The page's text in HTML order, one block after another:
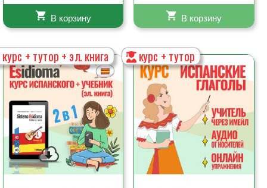
В корзину В корзину
курс + тутор + эл. книга курс + тутор